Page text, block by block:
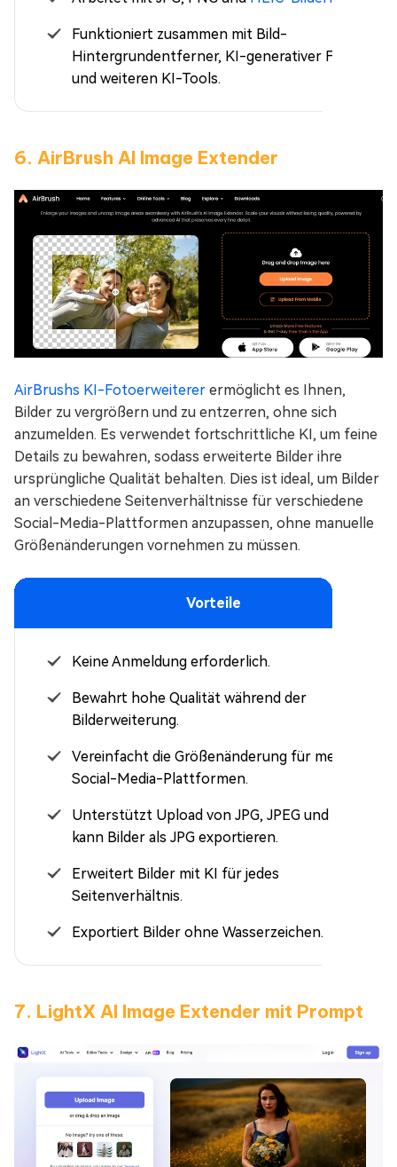
Funktioniert zusammen mit Bild-
Hintergrundentferner, KI-generativer Füllung
und weiteren KI-Tools.
6. AirBrush AI Image Extender
AirBrushs KI-Fotoerweiterer ermöglicht es Ihnen,
Bilder zu vergrößern und zu entzerren, ohne sich
anzumelden. Es verwendet fortschrittliche KI, um feine
Details zu bewahren, sodass erweiterte Bilder ihre
ursprüngliche Qualität behalten. Dies ist ideal, um Bilder
an verschiedene Seitenverhältnisse für verschiedene
Social-Media-Plattformen anzupassen, ohne manuelle
Größenänderungen vornehmen zu müssen.
Vorteile
Keine Anmeldung erforderlich.
Bewahrt hohe Qualität während der
Bilderweiterung.
Vereinfacht die Größenänderung für mehrere
Social-Media-Plattformen.
Unterstützt Upload von JPG, JPEG und PNG,
kann Bilder als JPG exportieren.
Erweitert Bilder mit KI für jedes
Seitenverhältnis.
Exportiert Bilder ohne Wasserzeichen.
7. LightX AI Image Extender mit Prompt